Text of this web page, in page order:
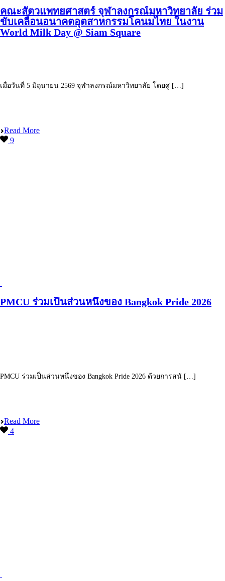
คณะสัตวแพทยศาสตร์ จุฬาลงกรณ์มหาวิทยาลัย ร่วม
ขับเคลื่อนอนาคตอุตสาหกรรมโคนมไทย ในงาน
World Milk Day @ Siam Square
เมื่อวันที่ 5 มิถุนายน 2569 จุฬาลงกรณ์มหาวิทยาลัย โดยศู […]
Read More
9
PMCU ร่วมเป็นส่วนหนึ่งของ Bangkok Pride 2026
PMCU ร่วมเป็นส่วนหนึ่งของ Bangkok Pride 2026 ด้วยการสนั […]
Read More
4